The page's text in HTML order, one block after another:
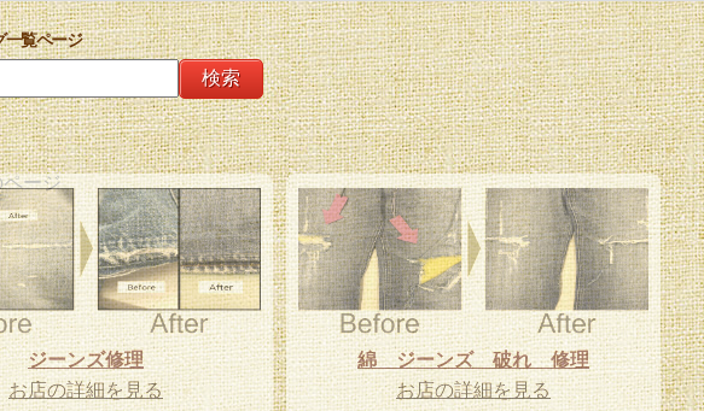
一覧ページ
ージ
ジーンズ修理
お店の詳細を見る
綿 ジーンズ 破れ 修理
お店の詳細を見る